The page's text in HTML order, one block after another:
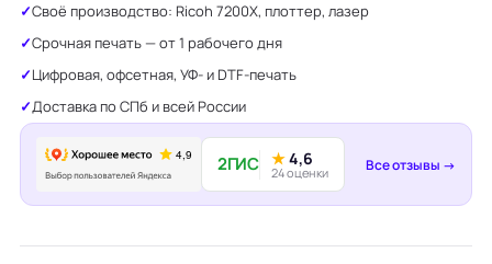
Своё производство: Ricoh 7200X, плоттер, лазер
Срочная печать — от 1 рабочего дня
Цифровая, офсетная, УФ- и DTF-печать
Доставка по СПб и всей России
2ГИС ★4,6
24 оценки Все отзывы →